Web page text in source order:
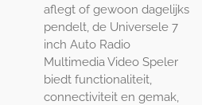
aflegt of gewoon dagelijks
pendelt, de Universele 7
inch Auto Radio
Multimedia Video Speler
biedt functionaliteit,
connectiviteit en gemak,